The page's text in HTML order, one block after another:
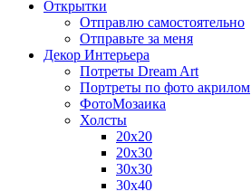
Открытки
Отправлю самостоятельно
Отправьте за меня
Декор Интерьера
Потреты Dream Art
Портреты по фото акрилом
ФотоМозаика
Холсты
20х20
20х30
30х30
30х40